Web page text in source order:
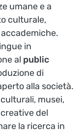
umane e a
culturale,
in
al public
di
alla società.
musei,
del
la ricerca in